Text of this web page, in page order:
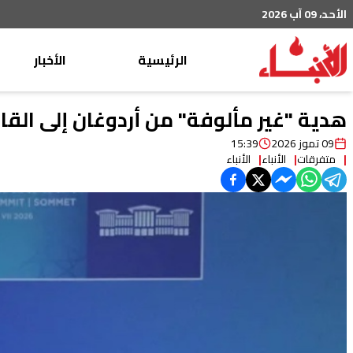
الأحد، 09 آب 2026
الرئيسية
الأخبار
محليات
عربي دولي
خاص
رياضة
ثقافة ومجتمع
هدية "غير مألوفة" من أردوغان إلى
09 تموز 2026 15:39
متفرقات الأنباء الأنباء